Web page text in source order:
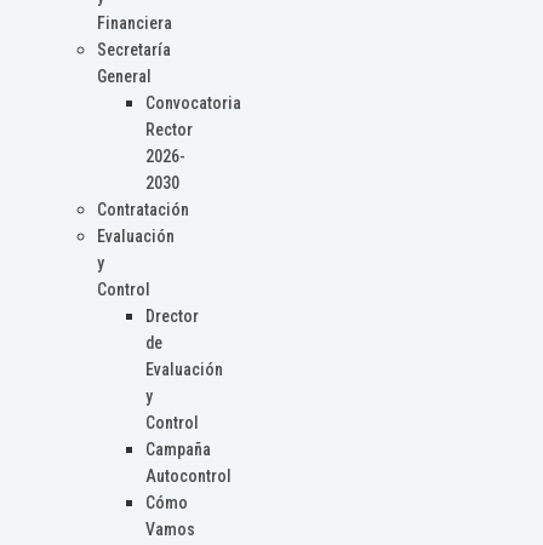
Financiera
Secretaría
General
Convocatoria
Rector
2026-
2030
Contratación
Evaluación
y
Control
Drector
de
Evaluación
y
Control
Campaña
Autocontrol
Cómo
Vamos